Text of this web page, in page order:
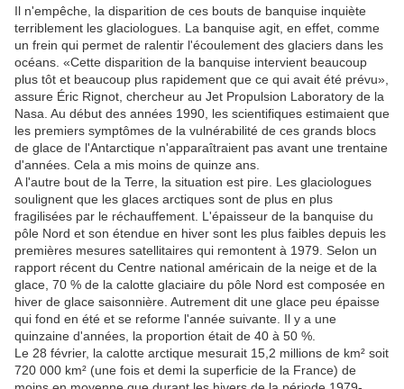
Il n'empêche, la disparition de ces bouts de banquise inquiète
terriblement les glaciologues. La banquise agit, en effet, comme
un frein qui permet de ralentir l'écoulement des glaciers dans les
océans. «Cette disparition de la banquise intervient beaucoup
plus tôt et beaucoup plus rapidement que ce qui avait été prévu»,
assure Éric Rignot, chercheur au Jet Propulsion Laboratory de la
Nasa. Au début des années 1990, les scientifiques estimaient que
les premiers symptômes de la vulnérabilité de ces grands blocs
de glace de l'Antarctique n'apparaîtraient pas avant une trentaine
d'années. Cela a mis moins de quinze ans.
A l'autre bout de la Terre, la situation est pire. Les glaciologues
soulignent que les glaces arctiques sont de plus en plus
fragilisées par le réchauffement. L'épaisseur de la banquise du
pôle Nord et son étendue en hiver sont les plus faibles depuis les
premières mesures satellitaires qui remontent à 1979. Selon un
rapport récent du Centre national américain de la neige et de la
glace, 70 % de la calotte glaciaire du pôle Nord est composée en
hiver de glace saisonnière. Autrement dit une glace peu épaisse
qui fond en été et se reforme l'année suivante. Il y a une
quinzaine d'années, la proportion était de 40 à 50 %.
Le 28 février, la calotte arctique mesurait 15,2 millions de km² soit
720 000 km² (une fois et demi la superficie de la France) de